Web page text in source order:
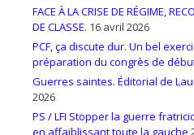
FACE À LA CRISE DE RÉGIME,
DE CLASSE. 16 avril 2026
PCF, ça discute dur. Un bel
préparation du congrès de
Guerres saintes. Éditorial de
2026
PS / LFI Stopper la guerre
en affaiblissant toute la gauche